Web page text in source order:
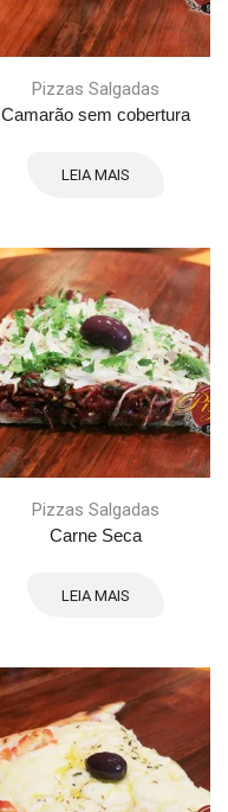
Pizzas Salgadas
Camarão sem cobertura
LEIA MAIS
Pizzas Salgadas
Carne Seca
LEIA MAIS